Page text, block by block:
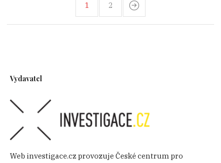
1 2
Vydavatel
Web investigace.cz provozuje České centrum pro